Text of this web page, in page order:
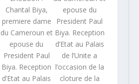
Chantal Biya,
premiere dame
du Cameroun et
epouse du
President Paul
Biya. Reception
d’Etat au Palais
epouse du
President Paul
Biya. Reception
d’Etat au Palais
de l’Unite a
l’occasion de la
cloture de la